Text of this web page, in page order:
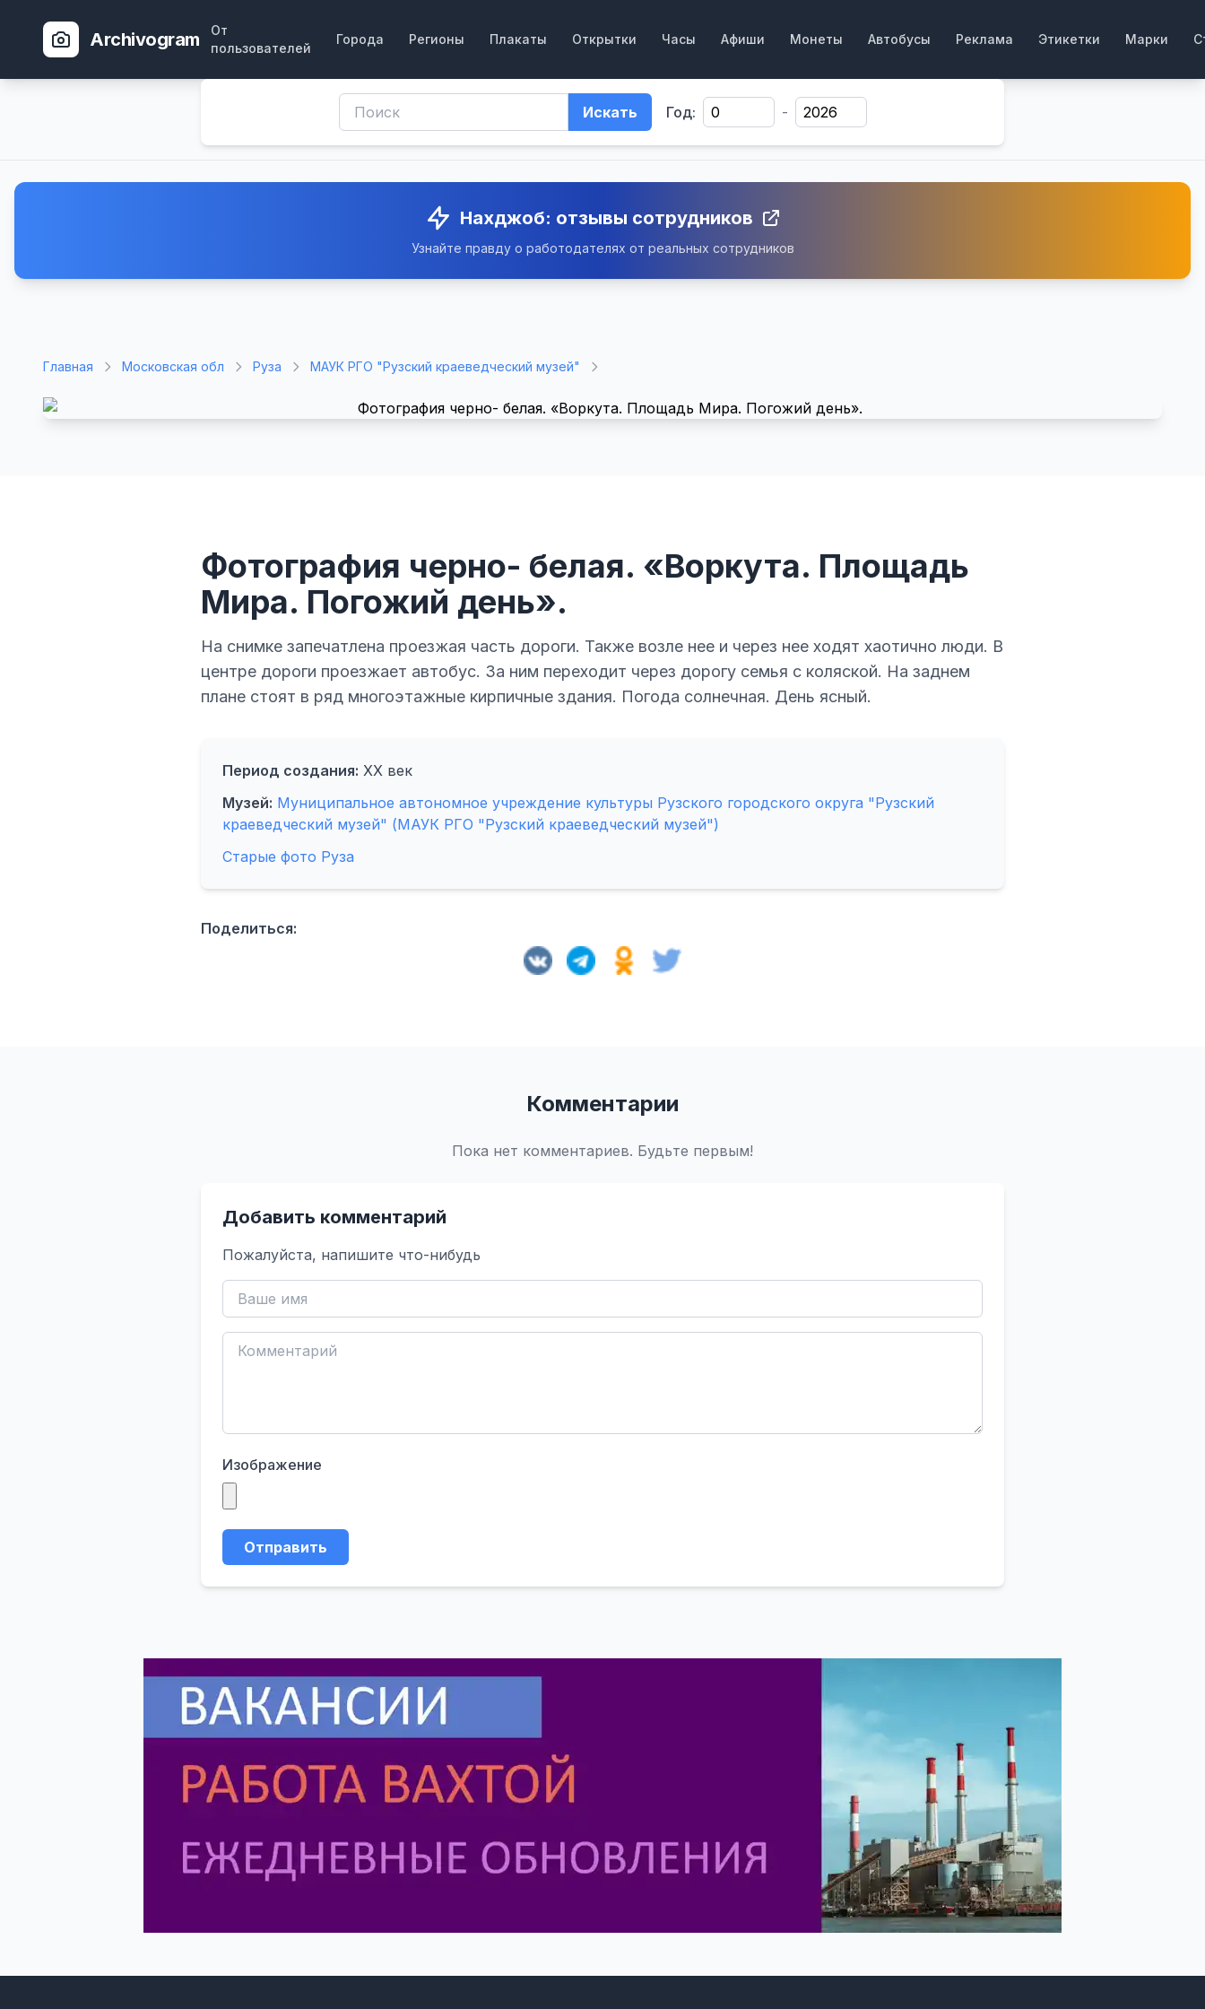
Archivogram
От
пользователей
Города Регионы Плакаты Открытки Часы Афиши Монеты Автобусы Реклама Этикетки Марки
Искать Год: -
Нахджоб: отзывы сотрудников
Узнайте правду о работодателях от реальных сотрудников
Главная Московская обл Руза МАУК РГО "Рузский краеведческий музей"
Фотография черно- белая. «Воркута. Площадь
Мира. Погожий день».
На снимке запечатлена проезжая часть дороги. Также возле нее и через нее ходят хаотично люди. В
центре дороги проезжает автобус. За ним переходит через дорогу семья с коляской. На заднем
плане стоят в ряд многоэтажные кирпичные здания. Погода солнечная. День ясный.
Период создания: ХХ век
Музей: Муниципальное автономное учреждение культуры Рузского городского округа "Рузский
краеведческий музей" (МАУК РГО "Рузский краеведческий музей")
Старые фото Руза
Поделиться:
Комментарии
Пока нет комментариев. Будьте первым!
Добавить комментарий
Пожалуйста, напишите что-нибудь
Изображение
Отправить